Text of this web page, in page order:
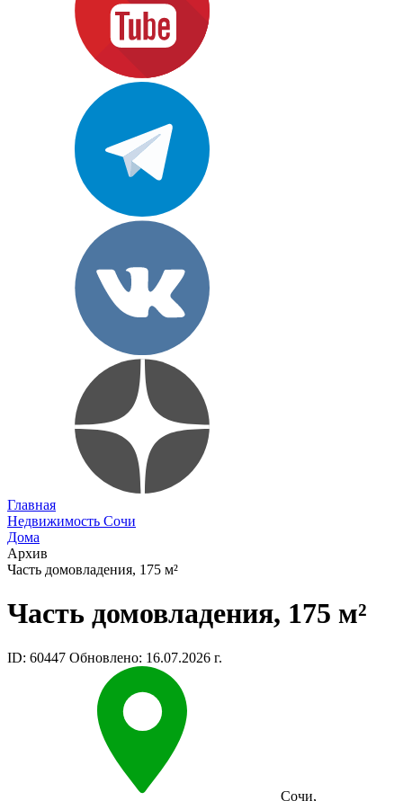
Главная
Недвижимость Сочи
Дома
Архив
Часть домовладения, 175 м²
Часть домовладения, 175 м²
ID: 60447 Обновлено: 16.07.2026 г.
Сочи,